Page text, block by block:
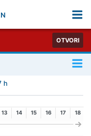
OTVORI
h
13 14 15 16 17 18